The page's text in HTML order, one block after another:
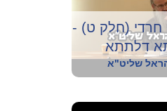
חרדי (חלק ט) -
דלתתא
שליט"א